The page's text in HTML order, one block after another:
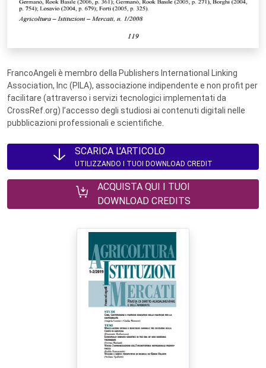
FrancoAngeli è membro della Publishers International Linking
Association, Inc (PILA), associazione indipendente e non profit per
facilitare (attraverso i servizi tecnologici implementati da
CrossRef.org) l’accesso degli studiosi ai contenuti digitali nelle
pubblicazioni professionali e scientifiche.
SCARICA L'ARTICOLO
UTILIZZANDO I TUOI DOWNLOAD CREDIT
ACQUISTA QUI I TUOI
DOWNLOAD CREDITS